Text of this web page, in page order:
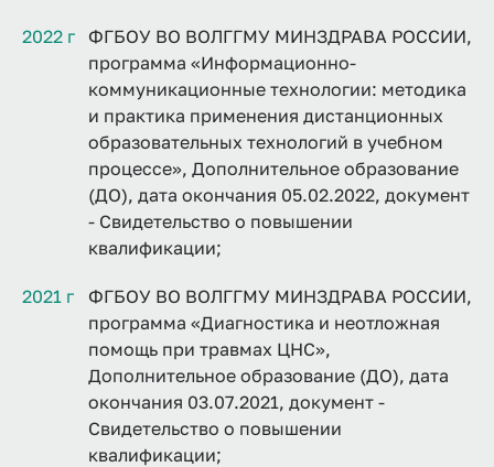
2022 г
ФГБОУ ВО ВОЛГГМУ МИНЗДРАВА РОССИИ,
программа «Информационно-
коммуникационные технологии: методика
и практика применения дистанционных
образовательных технологий в учебном
процессе», Дополнительное образование
(ДО), дата окончания 05.02.2022, документ
- Свидетельство о повышении
квалификации;
2021 г
ФГБОУ ВО ВОЛГГМУ МИНЗДРАВА РОССИИ,
программа «Диагностика и неотложная
помощь при травмах ЦНС»,
Дополнительное образование (ДО), дата
окончания 03.07.2021, документ -
Свидетельство о повышении
квалификации;